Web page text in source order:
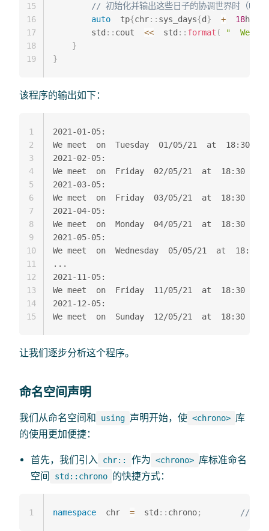
// 初始化并输出这些日子的协调世界时（UTC
auto
  tp
{chr:: sys_days{d} + 18h
        std
:: cout <<
  std
:: format (
"  We
}
}
15
16
17
18
19
该程序的输出如下：
2021-01-05:
We meet  on  Tuesday  01/05/21  at  18:30
2021-02-05:
We meet  on  Friday  02/05/21  at  18:30
2021-03-05:
We meet  on  Friday  03/05/21  at  18:30
2021-04-05:
We meet  on  Monday  04/05/21  at  18:30
2021-05-05:
We meet  on  Wednesday  05/05/21  at  18:30
...
2021-11-05:
We meet  on  Friday  11/05/21  at  18:30
2021-12-05:
1
2
3
4
5
6
7
8
9
10
11
12
13
14
15
让我们逐步分析这个程序。
命名空间声明
我们从命名空间和 using 声明开始，使 <chrono> 库
的使用更加便捷：
首先，我们引入 chr:: 作为 <chrono> 库标准命名
空间
std::chrono 的快捷方式：
namespace
  chr
=
  std
:: chrono; //
1